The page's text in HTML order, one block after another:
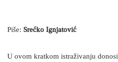
Piše: Srećko Ignjatović
U ovom kratkom istraživanju